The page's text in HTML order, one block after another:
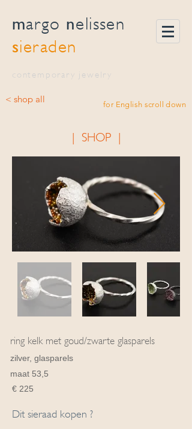
margo nelissen
sieraden
contemporary jewelry
< shop all for English scroll down
| SHOP |
ring kelk met goud/zwarte glasparels
zilver, glasparels
maat 53,5
€ 225
Dit sieraad kopen ?